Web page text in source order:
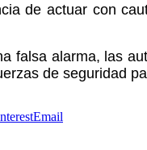
de actuar con
falsa alarma, las
de seguridad
Email